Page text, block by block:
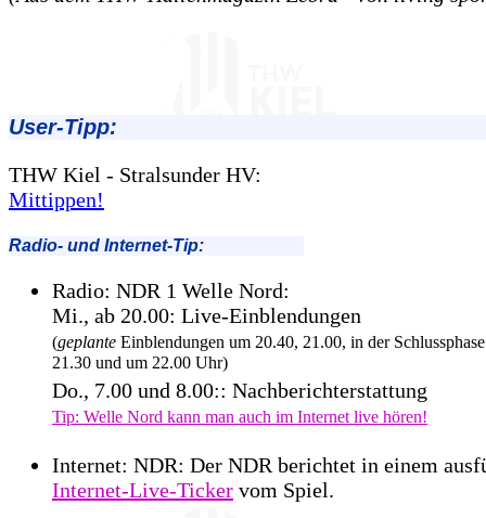
User-Tipp:
THW Kiel - Stralsunder HV:
Mittippen!
Radio- und Internet-Tip:
Radio: NDR 1 Welle Nord:
Mi., ab 20.00: Live-Einblendungen
(geplante Einblendungen um 20.40, 21.00, in der
21.30 und um 22.00 Uhr)
Do., 7.00 und 8.00:: Nachberichterstattung
Tip: Welle Nord kann man auch im Internet live hören!
Internet: NDR: Der NDR berichtet in einem
Internet-Live-Ticker vom Spiel.